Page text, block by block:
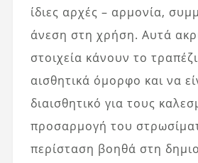
ίδιες αρχές – αρμονία,
άνεση στη χρήση. Αυτά
στοιχεία κάνουν το
αισθητικά όμορφο και να
διαισθητικό για τους
προσαρμογή του
περίσταση βοηθά στη